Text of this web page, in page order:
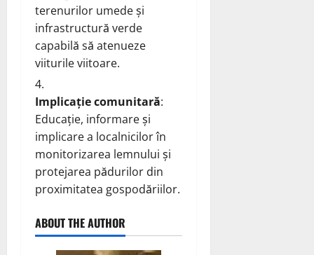
terenurilor umede și
infrastructură verde
capabilă să atenueze
viiturile viitoare.
Implicație comunitară:
Educație, informare și
implicare a localnicilor în
monitorizarea lemnului și
protejarea pădurilor din
proximitatea gospodăriilor.
ABOUT THE AUTHOR